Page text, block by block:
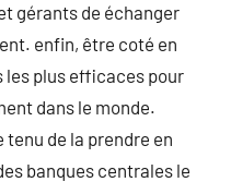
gérants de échanger
enfin, être coté en
les plus efficaces pour
dans le monde.
de la prendre en
banques centrales le